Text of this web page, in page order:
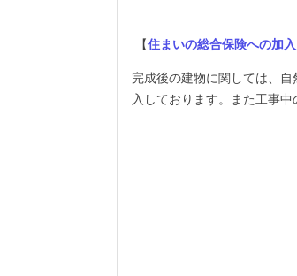
【住まいの総合保険への加入
完成後の建物に関しては、
入しております。また工事